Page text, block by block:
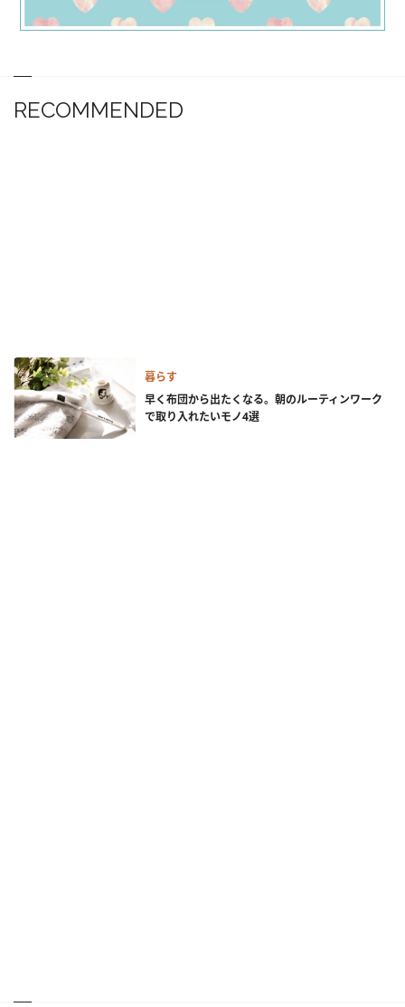
RECOMMENDED
暮らす
早く布団から出たくなる。朝のルーティンワーク
で取り入れたいモノ4選